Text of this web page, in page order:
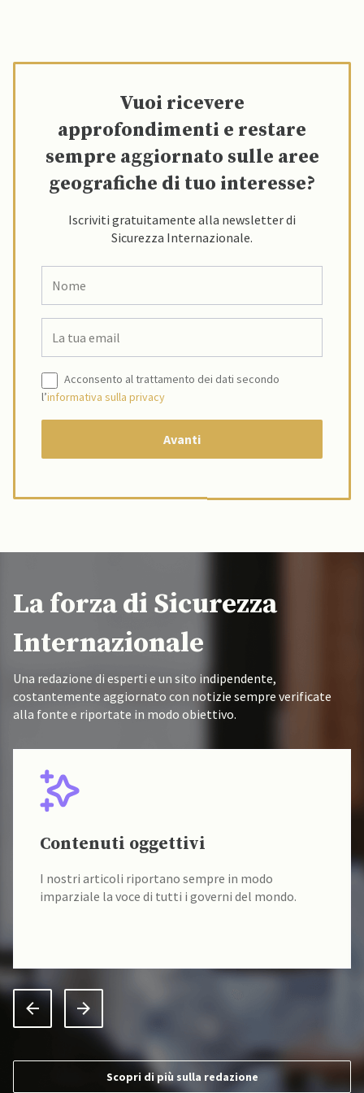
Vuoi ricevere
approfondimenti e restare
sempre aggiornato sulle aree
geografiche di tuo interesse?
Iscriviti gratuitamente alla newsletter di
Sicurezza Internazionale.
Acconsento al trattamento dei dati secondo
l’informativa sulla privacy
La forza di Sicurezza
Internazionale
Una redazione di esperti e un sito indipendente,
costantemente aggiornato con notizie sempre verificate
alla fonte e riportate in modo obiettivo.
Contenuti oggettivi
I nostri articoli riportano sempre in modo
imparziale la voce di tutti i governi del mondo.
Scopri di più sulla redazione